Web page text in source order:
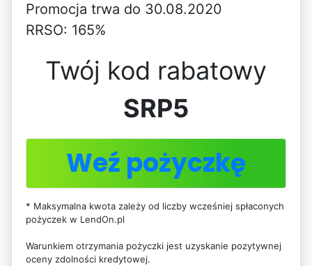
Promocja trwa do 30.08.2020
RRSO: 165%
Twój kod rabatowy
SRP5
Weź pożyczkę
* Maksymalna kwota zależy od liczby wcześniej spłaconych
pożyczek w LendOn.pl
Warunkiem otrzymania pożyczki jest uzyskanie pozytywnej
oceny zdolności kredytowej.